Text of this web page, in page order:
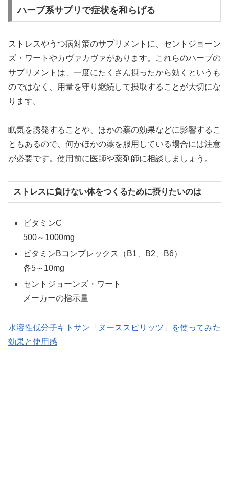
ハーブ系サプリで症状を和らげる
ストレスやうつ病対策のサプリメントに、セントジョーン
ズ・ワートやカヴァカヴァがあります。これらのハーブの
サプリメントは、一度にたくさん摂ったから効くというも
のではなく、用量を守り継続して摂取することが大切にな
ります。
眠気を誘発することや、ほかの薬の効果などに影響するこ
ともあるので、何かほかの薬を服用している場合には注意
が必要です。使用前に医師や薬剤師に相談しましょう。
ストレスに負けない体をつくるために摂りたいのは
ビタミンC
500～1000mg
ビタミンBコンプレックス（B1、B2、B6）
各5～10mg
セントジョーンズ・ワート
メーカーの指示量
水溶性低分子キトサン「ヌーススピリッツ」を使ってみた
効果と使用感